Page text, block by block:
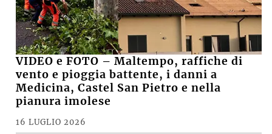
VIDEO e FOTO – Maltempo, raffiche di
vento e pioggia battente, i danni a
Medicina, Castel San Pietro e nella
pianura imolese
16 LUGLIO 2026